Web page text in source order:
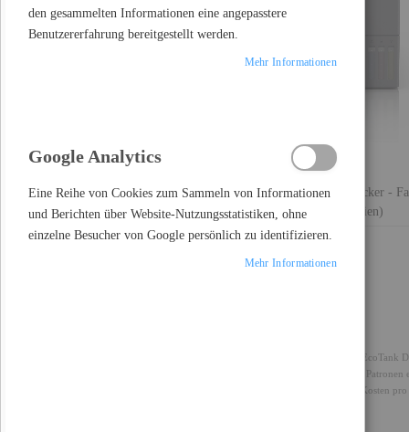
Epson EcoTank ET-2950 - Multifunktionsdrucker -
Tintenstrahl - ITS - A4/Letter (Medien)
Skip to the beginning of the images gallery
Sparen Sie bis zu 95 % an Druckkosten mit den patronenfreien
großvolumigen Tintentanks leicht nachgefüllt werden. Da keine
geeignet, die hochwertige Ausdrucke zu unglaublich niedrigen Kosten pro
den gesammelten Informationen eine angepasstere
Benutzererfahrung bereitgestellt werden.
Mehr Informationen
Google Analytics
Eine Reihe von Cookies zum Sammeln von Informationen
und Berichten über Website-Nutzungsstatistiken, ohne
einzelne Besucher von Google persönlich zu identifizieren.
Mehr Informationen